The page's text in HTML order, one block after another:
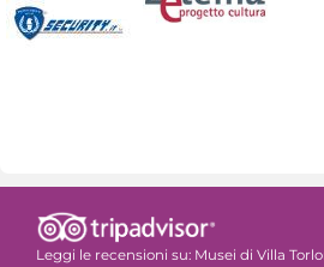
Leggi le recensioni su: Musei di Villa